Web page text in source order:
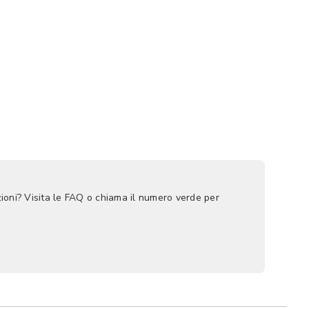
Visita le FAQ o chiama il numero verde per